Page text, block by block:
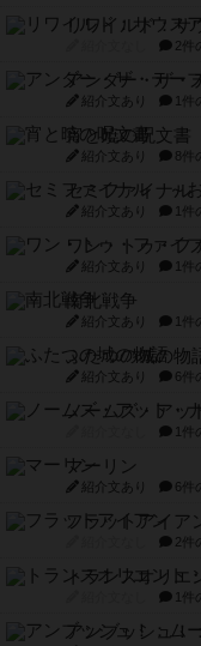
リワイルド：サ
2件
アンダー・ザ・
紹介文あり 1件
宵と暁の呪文書
紹介文あり 8件
セミファイナル
紹介文あり 1件
ワン・トゥ・フ
紹介文あり 1件
南北戦争
紹介文あり 1件
ふたつの城の物
紹介文あり 6件
ノームズ・アッ
1件
マーリン
紹介文あり 6件
フラットアイア
2件
トランスオリエ
1件
アンブッシュ！